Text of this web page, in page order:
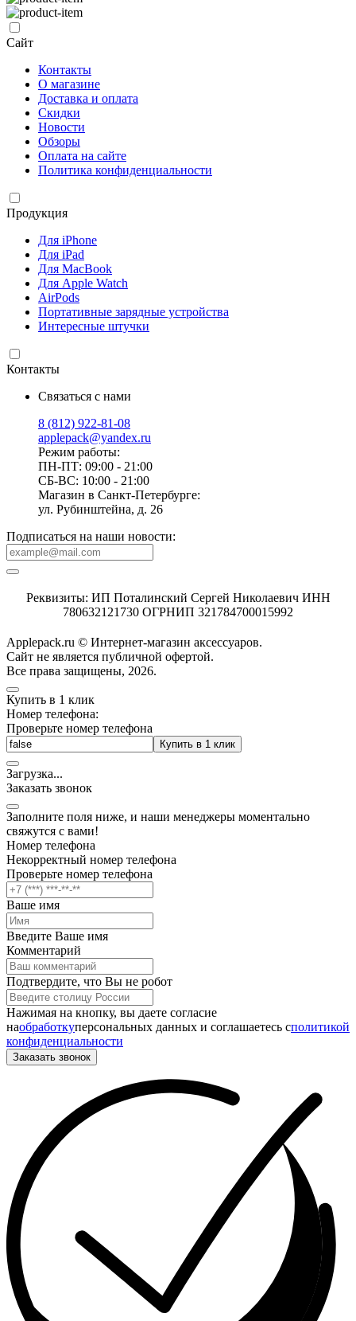
Сайт
Контакты
О магазине
Доставка и оплата
Скидки
Новости
Обзоры
Оплата на сайте
Политика конфиденциальности
Продукция
Для iPhone
Для iPad
Для MacBook
Для Apple Watch
AirPods
Портативные зарядные устройства
Интересные штучки
Контакты
Связаться с нами
8 (812) 922-81-08
applepack@yandex.ru
Режим работы:
ПН-ПТ: 09:00 - 21:00
СБ-ВС: 10:00 - 21:00
Магазин в Санкт-Петербурге:
ул. Рубинштейна, д. 26
Подписаться на наши новости:
Реквизиты: ИП Поталинский Сергей Николаевич ИНН
780632121730 ОГРНИП 321784700015992
Applepack.ru © Интернет-магазин аксессуаров.
Cайт не является публичной офертой.
Все права защищены, 2026.
Купить в 1 клик
Номер телефона:
Проверьте номер телефона
Купить в 1 клик
Загрузка...
Заказать звонок
Заполните поля ниже, и наши менеджеры моментально
свяжутся с вами!
Номер телефона
Некорректный номер телефона
Проверьте номер телефона
Ваше имя
Введите Ваше имя
Комментарий
Подтвердите, что Вы не робот
Нажимая на кнопку, вы даете согласие
наобработкуперсональных данных и соглашаетесь cполитикой
конфиденциальности
Заказать звонок